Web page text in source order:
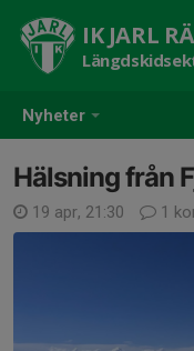
Nyheter
IK JARL
Hälsning från
19 apr, 21:30 1